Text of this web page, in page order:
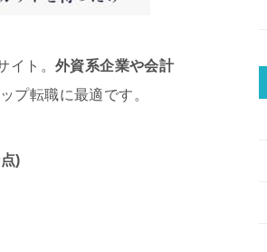
イト。 外資系企業や会計
プ転職に最適です。
)